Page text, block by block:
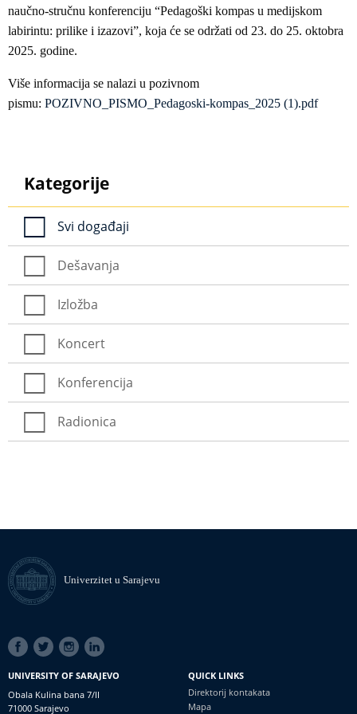
naučno-stručnu konferenciju “Pedagoški kompas u medijskom
labirintu: prilike i izazovi”, koja će se održati od 23. do 25. oktobra
2025. godine.
Više informacija se nalazi u pozivnom
pismu: POZIVNO_PISMO_Pedagoski-kompas_2025 (1).pdf
Kategorije
Svi događaji
Dešavanja
Izložba
Koncert
Konferencija
Radionica
Univerzitet u Sarajevu
SOCIAL
LINKS
UNIVERSITY OF SARAJEVO
Obala Kulina bana 7/II
71000 Sarajevo
QUICK LINKS
Direktorij kontakata
Mapa